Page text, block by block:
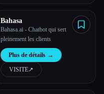
Bahasa
Bahasa.ai - Chatbot qui sert
pleinement les clients
Plus de détails →
VISITE↗︎